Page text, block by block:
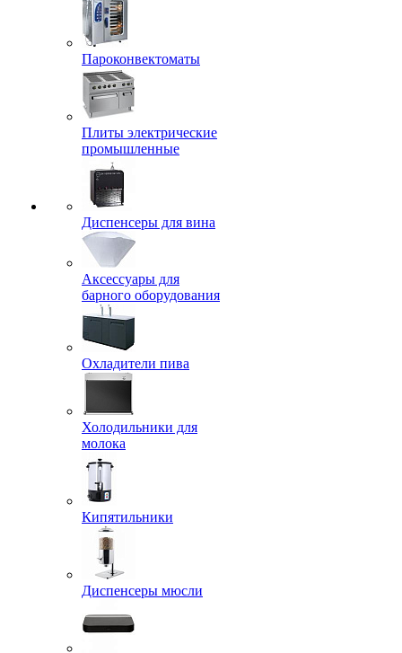
Пароконвектоматы
Плиты электрические
промышленные
Диспенсеры для вина
Аксессуары для
барного оборудования
Охладители пива
Холодильники для
молока
Кипятильники
Диспенсеры мюсли